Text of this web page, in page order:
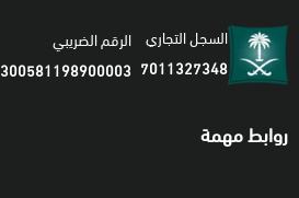
السجل التجاري
7011327348
الرقم الضريبي
300581198900003
روابط مهمة